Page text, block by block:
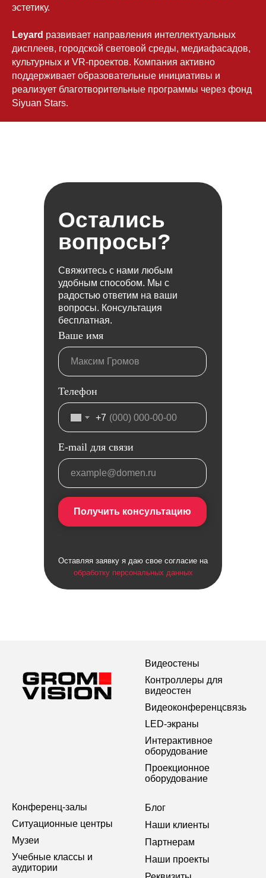
эстетику.
Leyard развивает направления интеллектуальных
дисплеев, городской световой среды, медиафасадов,
культурных и VR-проектов. Компания активно
поддерживает образовательные инициативы и
реализует благотворительные программы через фонд
Siyuan Stars.
Ваше имя
Телефон
+7
E-mail для связи
Получить консультацию
Оставляя заявку я даю свое согласие на
обработку персональных данных
Остались
вопросы?
Свяжитесь с нами любым
удобным способом. Мы с
радостью ответим на ваши
вопросы. Консультация
бесплатная.
Видеостены
Контроллеры для
видеостен
Видеоконференцсвязь
LED-экраны
Интерактивное
оборудование
Проекционное
оборудование
Конференц-залы
Ситуационные центры
Музеи
Учебные классы и
аудитории
Блог
Наши клиенты
Партнерам
Наши проекты